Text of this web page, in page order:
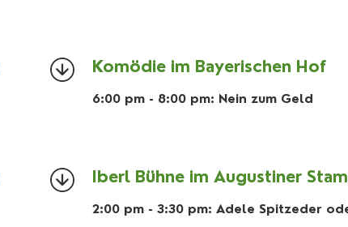
Komödie im Bayerischen Hof
6:00 pm - 8:00 pm: Nein zum Geld
Iberl Bühne im Augustiner
2:00 pm - 3:30 pm: Adele Spitzeder